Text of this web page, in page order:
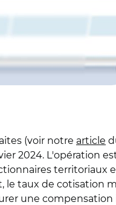
(voir notre article
2024. L'opération
territoriaux
le taux de cotisation
une compensation